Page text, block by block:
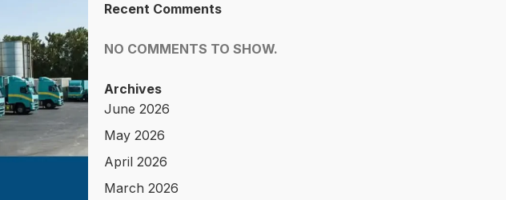
Recent Comments
NO COMMENTS TO SHOW.
Archives
June 2026
May 2026
April 2026
March 2026